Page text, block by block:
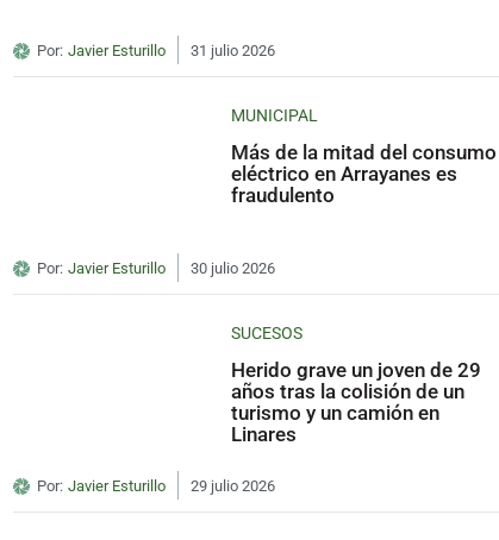
Por: Javier Esturillo 31 julio 2026
MUNICIPAL
Más de la mitad del consumo
eléctrico en Arrayanes es
fraudulento
Por: Javier Esturillo 30 julio 2026
SUCESOS
Herido grave un joven de 29
años tras la colisión de un
turismo y un camión en
Linares
Por: Javier Esturillo 29 julio 2026